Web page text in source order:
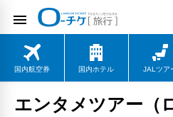
国内航空券 国内ホテル JALツア
エンタメツアー（